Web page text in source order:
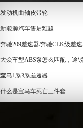
发动机曲轴皮带轮
新能源汽车售后难题
奔驰209差速器/奔驰CLK级差
大众车型ABS泵怎么匹配，途
泵...
宝马1系3系差速器
什么是宝马车死亡三件套